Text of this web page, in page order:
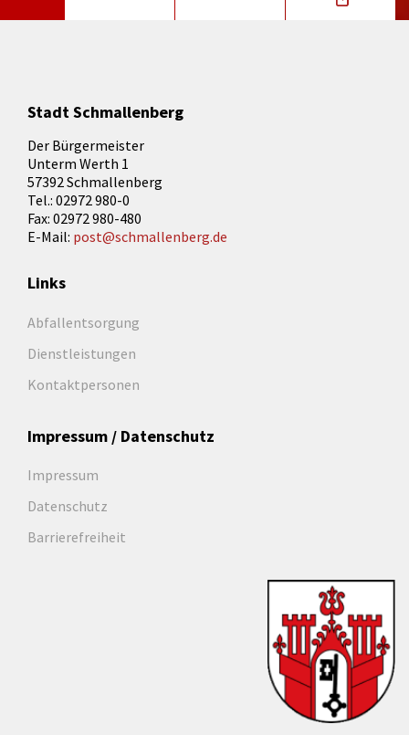
Stadt Schmallenberg
Der Bürgermeister
Unterm Werth 1
57392 Schmallenberg
Tel.: 02972 980-0
Fax: 02972 980-480
E-Mail: post@schmallenberg.de
Links
Abfallentsorgung
Dienstleistungen
Kontaktpersonen
Impressum / Datenschutz
Impressum
Datenschutz
Barrierefreiheit